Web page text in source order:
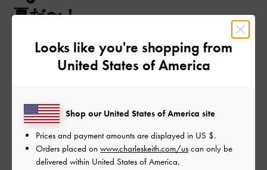
夏だ〜！
履きやすいの一言です！
どの服にもあわせやすい
サイズ: 39/24.5cm
デザイン
日
Looks like you're shopping from
United States of America
Shop our United States of America site
Prices and payment amounts are displayed in US $.
Orders placed on www.charleskeith.com/us can only be
delivered within United States of America.